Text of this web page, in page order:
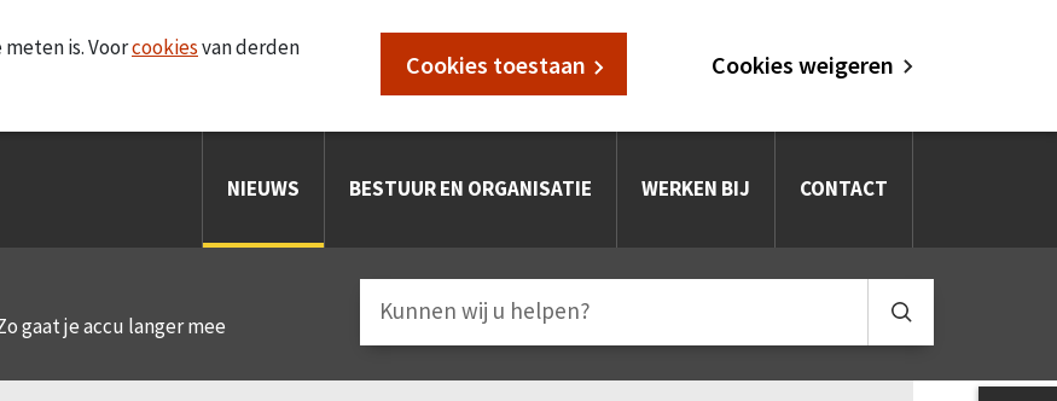
is. Voorcookiesvan derden
Cookies toestaan Cookies weigeren
NIEUWS BESTUUR EN ORGANISATIE WERKEN BIJ CONTACT
gaat je accu langer mee